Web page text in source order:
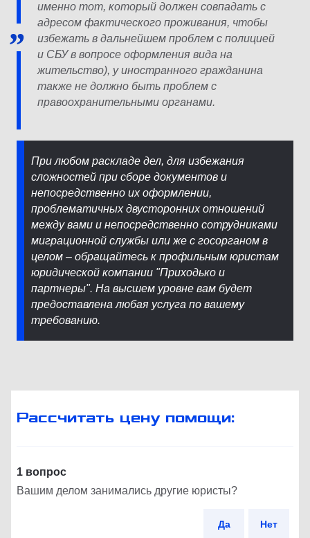
именно тот, который должен совпадать с
адресом фактического проживания, чтобы
избежать в дальнейшем проблем с полицией
и СБУ в вопросе оформления вида на
жительство), у иностранного гражданина
также не должно быть проблем с
правоохранительными органами.
При любом раскладе дел, для избежания
сложностей при сборе документов и
непосредственно их оформлении,
проблематичных двусторонних отношений
между вами и непосредственно сотрудниками
миграционной службы или же с госорганом в
целом – обращайтесь к профильным юристам
юридической компании "Приходько и
партнеры". На высшем уровне вам будет
предоставлена любая услуга по вашему
требованию.
Рассчитать цену помощи:
1 вопрос
Вашим делом занимались другие юристы?
Да Нет